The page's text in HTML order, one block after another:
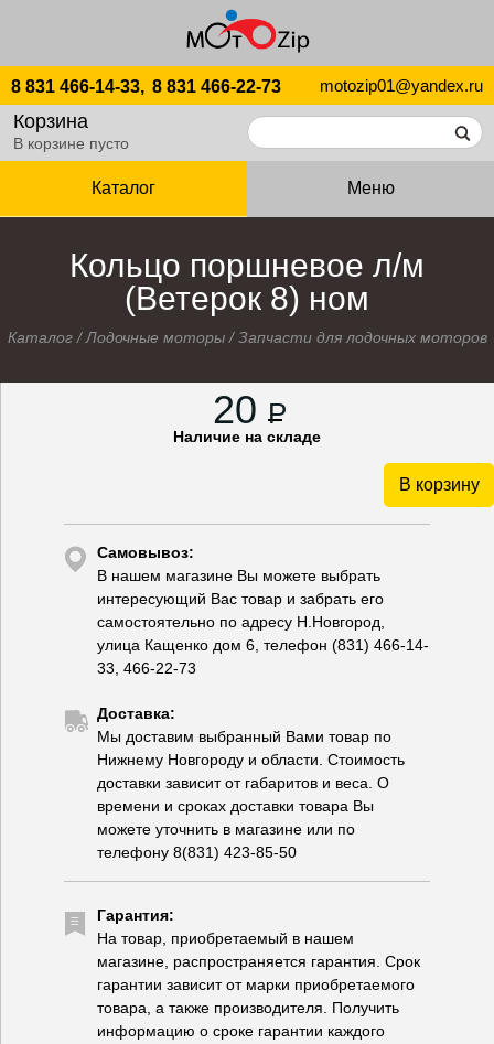
8 831 466-14-33, 8 831 466-22-73 motozip01@yandex.ru
Корзина
В корзине пусто
Каталог Меню
Кольцо поршневое л/м
(Ветерок 8) ном
Каталог/Лодочные моторы/Запчасти для лодочных моторов
20 P
Наличие на складе
В корзину
Самовывоз:
В нашем магазине Вы можете выбрать
интересующий Вас товар и забрать его
самостоятельно по адресу Н.Новгород,
улица Кащенко дом 6, телефон (831) 466-14-
33, 466-22-73
Доставка:
Мы доставим выбранный Вами товар по
Нижнему Новгороду и области. Стоимость
доставки зависит от габаритов и веса. О
времени и сроках доставки товара Вы
можете уточнить в магазине или по
телефону 8(831) 423-85-50
Гарантия:
На товар, приобретаемый в нашем
магазине, распространяется гарантия. Срок
гарантии зависит от марки приобретаемого
товара, а также производителя. Получить
информацию о сроке гарантии каждого